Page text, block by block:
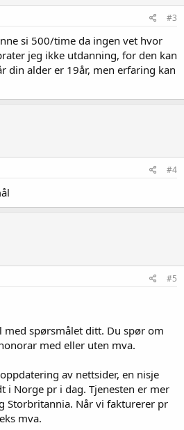
#3
si 500/time da ingen vet hvor
jeg ikke utdanning, for den kan
din alder er 19år, men erfaring kan
#4
#5
med spørsmålet ditt. Du spør om
med eller uten mva.
av nettsider, en nisje
i Norge pr i dag. Tjenesten er mer
Storbritannia. Når vi fakturerer pr
mva.